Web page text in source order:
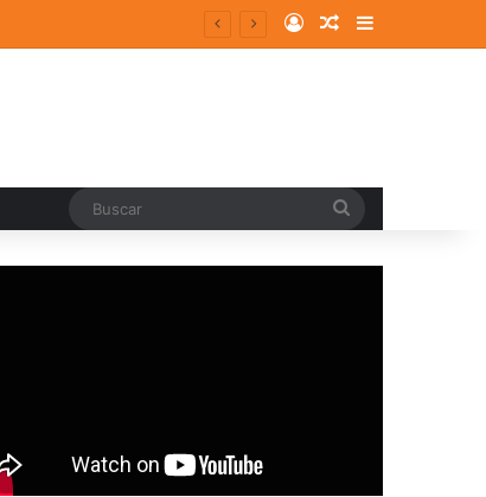
Log InRandom Article
Sidebar